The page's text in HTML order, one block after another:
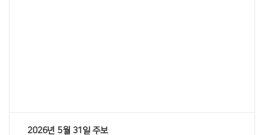
2026년 5월 31일 주보